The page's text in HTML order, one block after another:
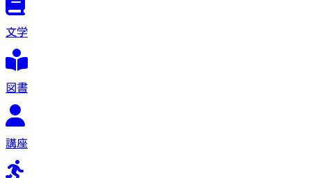
文学
図書
講座